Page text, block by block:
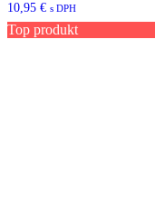
10,95 € s DPH
Top produkt